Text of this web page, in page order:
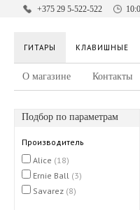
+375 29 5-522-522
ГИТАРЫ КЛАВИШНЫЕ
О магазине Контакты
Подбор по параметрам
Производитель
Alice (18)
Ernie Ball (3)
Savarez (8)